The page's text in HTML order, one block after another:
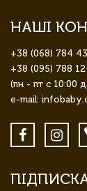
НАШІ
+38 (068) 784
+38 (095) 788
(пн - пт с 10:00
e-mail: